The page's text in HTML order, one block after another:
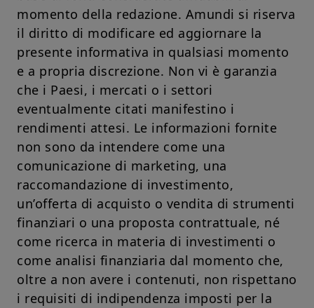
Scegliendo di accedere al nostro sito, riconoscete di aver preso
conoscenza e di accettare le presenti condizioni generali. Nel
Vostro interesse, Vi consigliamo di leggere tali condizioni con
la massima attenzione.
Dichiarate di aver compreso ed accettato le condizioni
riportate qui sopra?
momento della redazione. Amundi si riserva
il diritto di modificare ed aggiornare la
presente informativa in qualsiasi momento
e a propria discrezione. Non vi è garanzia
che i Paesi, i mercati o i settori
eventualmente citati manifestino i
rendimenti attesi. Le informazioni fornite
non sono da intendere come una
comunicazione di marketing, una
raccomandazione di investimento,
un’offerta di acquisto o vendita di strumenti
finanziari o una proposta contrattuale, né
come ricerca in materia di investimenti o
come analisi finanziaria dal momento che,
oltre a non avere i contenuti, non rispettano
i requisiti di indipendenza imposti per la